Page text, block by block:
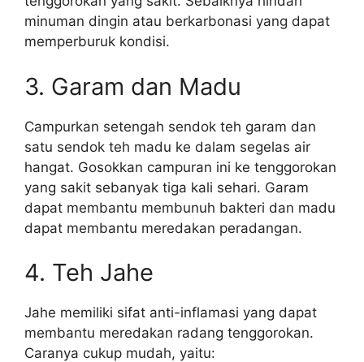
minuman dingin atau berkarbonasi yang dapat
memperburuk kondisi.
3. Garam dan Madu
Campurkan setengah sendok teh garam dan
satu sendok teh madu ke dalam segelas air
hangat. Gosokkan campuran ini ke tenggorokan
yang sakit sebanyak tiga kali sehari. Garam
dapat membantu membunuh bakteri dan madu
dapat membantu meredakan peradangan.
4. Teh Jahe
Jahe memiliki sifat anti-inflamasi yang dapat
membantu meredakan radang tenggorokan.
Caranya cukup mudah, yaitu: